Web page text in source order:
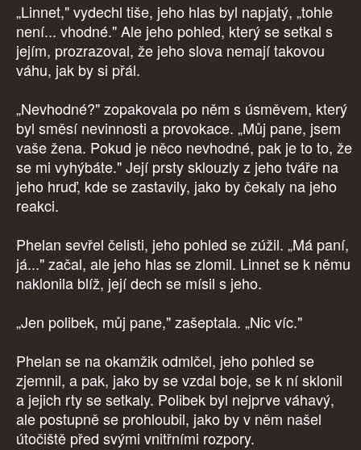
„Linnet," vydechl tiše, jeho hlas byl napjatý, „tohle
není... vhodné." Ale jeho pohled, který se setkal s
jejím, prozrazoval, že jeho slova nemají takovou
váhu, jak by si přál.
„Nevhodné?" zopakovala po něm s úsměvem, který
byl směsí nevinnosti a provokace. „Můj pane, jsem
vaše žena. Pokud je něco nevhodné, pak je to to, že
se mi vyhýbáte." Její prsty sklouzly z jeho tváře na
jeho hruď, kde se zastavily, jako by čekaly na jeho
reakci.
Phelan sevřel čelisti, jeho pohled se zúžil. „Má paní,
já..." začal, ale jeho hlas se zlomil. Linnet se k němu
naklonila blíž, její dech se mísil s jeho.
„Jen polibek, můj pane," zašeptala. „Nic víc."
Phelan se na okamžik odmlčel, jeho pohled se
zjemnil, a pak, jako by se vzdal boje, se k ní sklonil
a jejich rty se setkaly. Polibek byl nejprve váhavý,
ale postupně se prohloubil, jako by v něm našel
útočiště před svými vnitřními rozpory.